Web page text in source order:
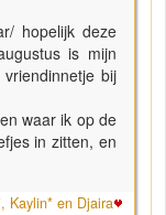
hopelijk deze
is mijn
bij
waar ik op de
in zitten, en
Kaylin* en Djaira